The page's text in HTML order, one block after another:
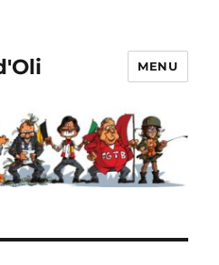
MENU